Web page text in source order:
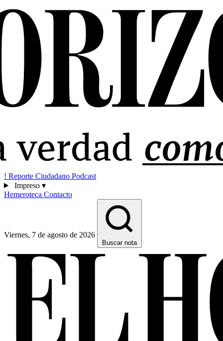
! Reporte Ciudadano Podcast
Impreso ▾
Hemeroteca Contacto
Viernes, 7 de agosto de 2026
Buscar nota